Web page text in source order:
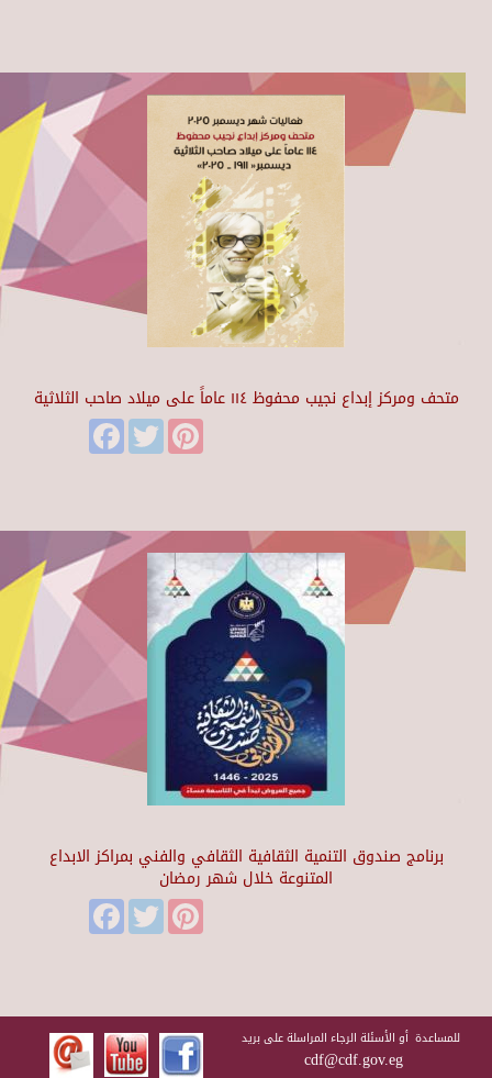
متحف ومركز إبداع نجيب محفوظ ١١٤ عاماً على ميلاد صاحب الثلاثية
FacebookTwitter
برنامج صندوق التنمية الثقافية الثقافي والفني بمراكز الابداع
المتنوعة خلال شهر رمضان
FacebookTwitter
للمساعدة أو الأسئلة الرجاء المراسلة على بريد
cdf@cdf.gov.eg